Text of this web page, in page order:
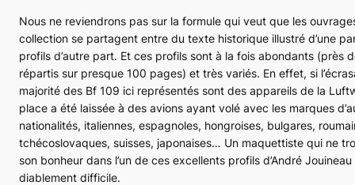
Nous ne reviendrons pas sur la formule qui veut que les
collection se partagent entre du texte historique illustré d’une
profils d’autre part. Et ces profils sont à la fois abondants (près
répartis sur presque 100 pages) et très variés. En effet, si
majorité des Bf 109 ici représentés sont des appareils de la
place a été laissée à des avions ayant volé avec les marques
nationalités, italiennes, espagnoles, hongroises, bulgares,
tchécoslovaques, suisses, japonaises… Un maquettiste qui ne
son bonheur dans l’un de ces excellents profils d’André
diablement difficile.